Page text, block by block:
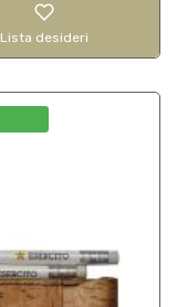
Lista desideri